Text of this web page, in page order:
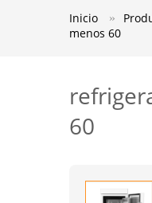
Inicio
menos 60
60